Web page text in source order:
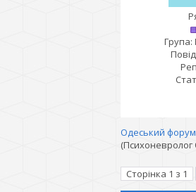
Група:
Одеський форум
(Психоневролог
Сторінка 1 з 1